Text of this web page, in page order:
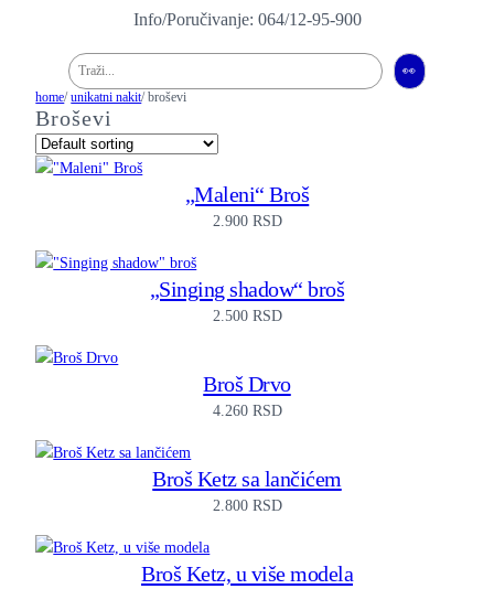
Info/Poručivanje: 064/12-95-900
Pretraga
👀
home/unikatni nakit/ broševi
Broševi
„Maleni“ Broš
2.900 RSD
„Singing shadow“ broš
2.500 RSD
Broš Drvo
4.260 RSD
Broš Ketz sa lančićem
2.800 RSD
Broš Ketz, u više modela